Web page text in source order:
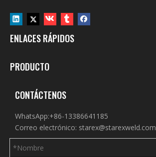
ENLACES RÁPIDOS
PRODUCTO
CONTÁCTENOS
WhatsApp:+86-13386641185
Correo electrónico: starex@starexweld.com